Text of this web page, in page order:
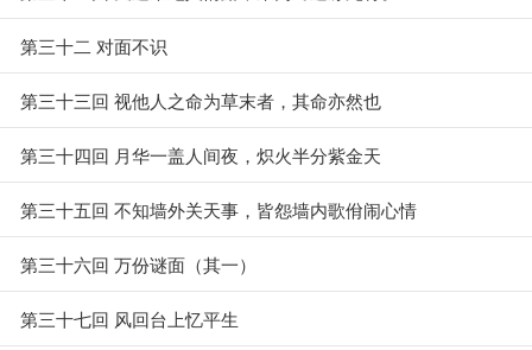
第三十二 对面不识
第三十三回 视他人之命为草末者，其命亦然也
第三十四回 月华一盖人间夜，炽火半分紫金天
第三十五回 不知墙外关天事，皆怨墙内歌佾闹心情
第三十六回 万份谜面（其一）
第三十七回 风回台上忆平生